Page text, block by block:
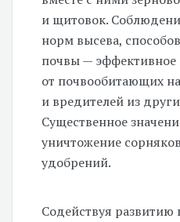
и щитовок.
норм высева,
почвы — эффективное
от почвообитающих
и вредителей из
Существенное
уничтожение
удобрений.
Содействуя развитию